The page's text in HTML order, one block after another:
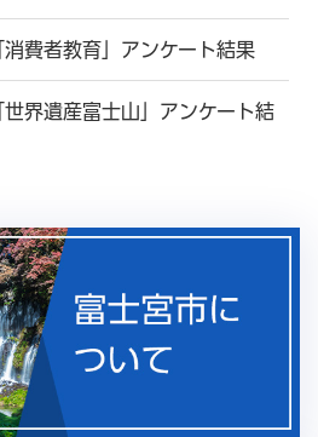
費者教育」アンケート結果
界遺産富士山」アンケート結